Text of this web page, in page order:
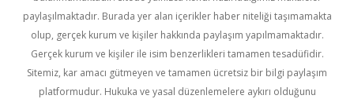
paylaşılmaktadır. Burada yer alan içerikler haber niteliği taşımamakta
olup, gerçek kurum ve kişiler hakkında paylaşım yapılmamaktadır.
Gerçek kurum ve kişiler ile isim benzerlikleri tamamen tesadüfidir.
Sitemiz, kar amacı gütmeyen ve tamamen ücretsiz bir bilgi paylaşım
platformudur. Hukuka ve yasal düzenlemelere aykırı olduğunu